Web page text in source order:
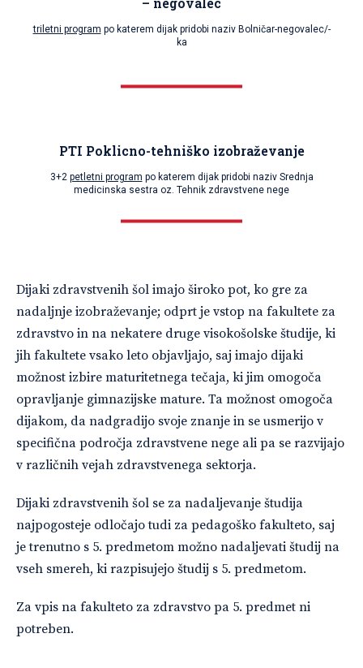
triletni program po katerem dijak pridobi naziv Bolničar-negovalec/-
ka
PTI Poklicno-tehniško izobraževanje
3+2 petletni program po katerem dijak pridobi naziv Srednja
medicinska sestra oz. Tehnik zdravstvene nege
Dijaki zdravstvenih šol imajo široko pot, ko gre za
nadaljnje izobraževanje; odprt je vstop na fakultete za
zdravstvo in na nekatere druge visokošolske študije, ki
jih fakultete vsako leto objavljajo, saj imajo dijaki
možnost izbire maturitetnega tečaja, ki jim omogoča
opravljanje gimnazijske mature. Ta možnost omogoča
dijakom, da nadgradijo svoje znanje in se usmerijo v
specifična področja zdravstvene nege ali pa se razvijajo
v različnih vejah zdravstvenega sektorja.
Dijaki zdravstvenih šol se za nadaljevanje študija
najpogosteje odločajo tudi za pedagoško fakulteto, saj
je trenutno s 5. predmetom možno nadaljevati študij na
vseh smereh, ki razpisujejo študij s 5. predmetom.
Za vpis na fakulteto za zdravstvo pa 5. predmet ni
potreben.